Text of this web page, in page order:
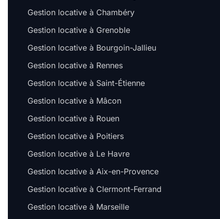
Gestion locative à Chambéry
Gestion locative à Grenoble
Gestion locative à Bourgoin-Jallieu
Gestion locative à Rennes
Gestion locative à Saint-Étienne
Gestion locative à Mâcon
Gestion locative à Rouen
Gestion locative à Poitiers
Gestion locative à Le Havre
Gestion locative à Aix-en-Provence
Gestion locative à Clermont-Ferrand
Gestion locative à Marseille